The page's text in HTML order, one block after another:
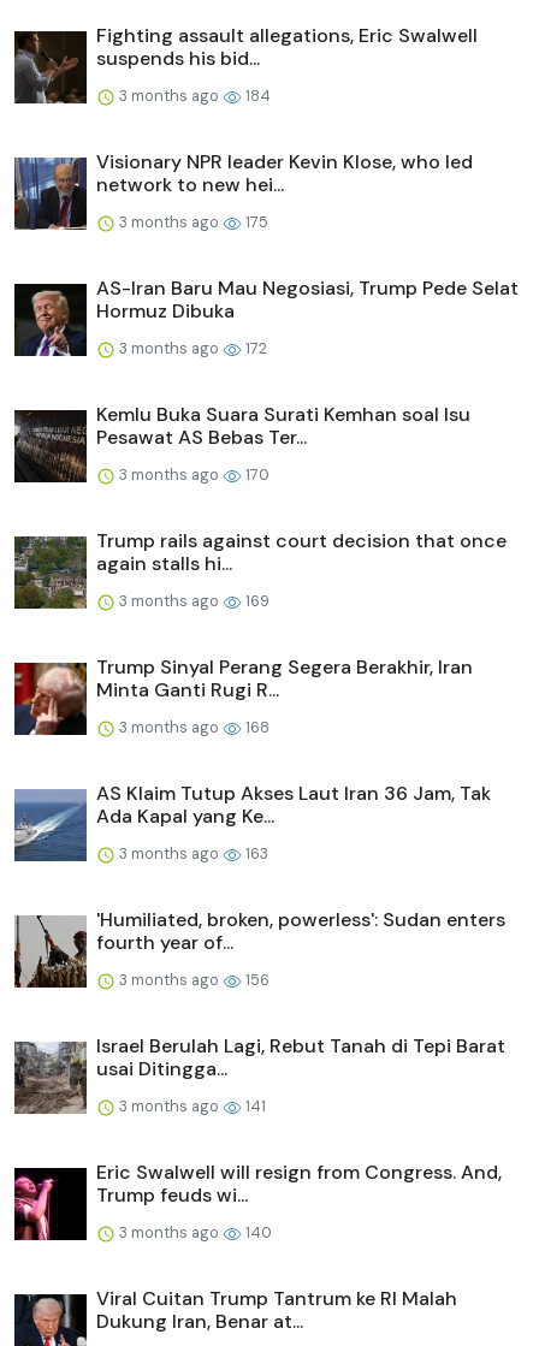
Fighting assault allegations, Eric Swalwell
suspends his bid...
3 months ago 184
Visionary NPR leader Kevin Klose, who led
network to new hei...
3 months ago 175
AS-Iran Baru Mau Negosiasi, Trump Pede Selat
Hormuz Dibuka
3 months ago 172
Kemlu Buka Suara Surati Kemhan soal Isu
Pesawat AS Bebas Ter...
3 months ago 170
Trump rails against court decision that once
again stalls hi...
3 months ago 169
Trump Sinyal Perang Segera Berakhir, Iran
Minta Ganti Rugi R...
3 months ago 168
AS Klaim Tutup Akses Laut Iran 36 Jam, Tak
Ada Kapal yang Ke...
3 months ago 163
'Humiliated, broken, powerless': Sudan enters
fourth year of...
3 months ago 156
Israel Berulah Lagi, Rebut Tanah di Tepi Barat
usai Ditingga...
3 months ago 141
Eric Swalwell will resign from Congress. And,
Trump feuds wi...
3 months ago 140
Viral Cuitan Trump Tantrum ke RI Malah
Dukung Iran, Benar at...